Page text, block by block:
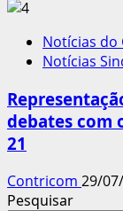
Notícias do
Notícias
debates com
21
Contricom 29/
Pesquisar